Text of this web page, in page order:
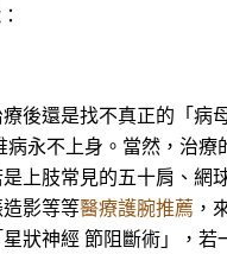
後還是找不真正的「病
永不上身。當然，治
上肢常見的五十肩、網
影等等醫療護腕推薦 ，
狀神經 節阻斷術」，若